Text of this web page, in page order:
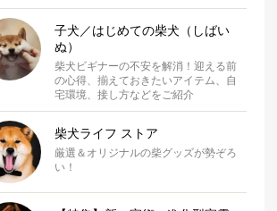
子犬／はじめての柴犬（しばい
ぬ）
柴犬ビギナーの不安を解消！迎える前
の心得、揃えておきたいアイテム、自
宅環境、接し方などをご紹介
柴犬ライフ ストア
厳選＆オリジナルの柴グッズが勢ぞろ
い！